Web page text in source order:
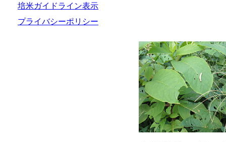
培米ガイドライン表示
プライバシーポリシー